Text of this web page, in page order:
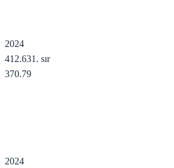
2024
412.631 . sır
370.79
2024